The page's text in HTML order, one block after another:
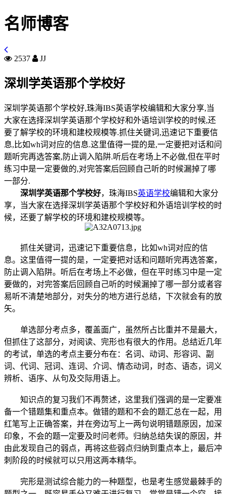
名师博客
2537 JJ
深圳学英语那个学校好
深圳学英语那个学校好,珠海IBS英语学校编辑和大家分享,当
大家在选择深圳学英语那个学校好和外语培训学校的时候,还
要了解学校的环境和建校规模等.抓住关键词,迅速记下重要信
息,比如wh词对应的信息.这里值得一提的是,一定要把对话和问
题听完再选答案,防止调入陷阱.听后在考场上不必做,但在平时
练习中是一定要做的,对完答案后回顾自己听的时候漏掉了哪
一部分.
深圳学英语那个学校好，珠海IBS英语学校编辑和大家分
享，当大家在选择深圳学英语那个学校好和外语培训学校的时
候，还要了解学校的环境和建校规模等。
抓住关键词，迅速记下重要信息，比如wh词对应的信
息。这里值得一提的是，一定要把对话和问题听完再选答案，
防止调入陷阱。听后在考场上不必做，但在平时练习中是一定
要做的，对完答案后回顾自己听的时候漏掉了哪一部分或者容
易听不清楚地部分，对失分的地方进行总结，下次就会有的放
矢。
单选部分考点多，覆盖面广，虽然所占比重并不是最大，
但抓住了这部分，对阅读、完形也有很大的作用。总结近几年
的考试，单选的考点主要分布在：名词、动词、形容词、副
词、代词、冠词、连词、介词、情态动词，时态、语态，词义
辨析、语序、从句及交际用语上。
知识点的复习我们不再赘述，这里我们强调的是一定要准
备一个错题集和重点本。做错的题和不会的题汇总在一起，用
红笔写上正确答案，并在旁边写上一两句说明错题原因，加深
印象，不会的题一定要及时问老师。归纳总结失误的原因，并
由此发现自己的弱点，再将这些弱点归纳到重点本上，最后冲
刺阶段的时候就可以只用这两本精华。
完形是测试综合能力的一种题型，也是考生感觉最棘手的